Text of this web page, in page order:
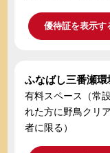
優待証を表示す
ふなばし三番瀬
有料スペース（常
れた方に野鳥クリ
者に限る）